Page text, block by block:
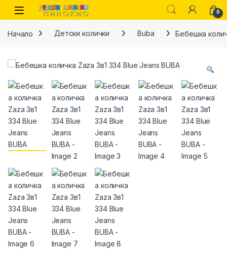
Skip to navigation
Skip to content
0
Начало Детски колички Buba Бебешка